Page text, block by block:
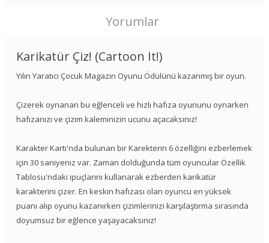
Yorumlar
Karikatür Çiz! (Cartoon It!)
Yılın Yaratıcı Çocuk Magazin Oyunu Ödülünü kazanmış bir oyun.
Çizerek oynanan bu eğlenceli ve hızlı hafıza oyununu oynarken
hafızanızı ve çizim kaleminizin ucunu açacaksınız!
Karakter Kartı'nda bulunan bir Karekterin 6 özelliğini ezberlemek
için 30 saniyeniz var. Zaman dolduğunda tüm oyuncular Özellik
Tablosu'ndaki ipuçlarını kullanarak ezberden karikatür
karakterini çizer. En keskin hafızası olan oyuncu en yüksek
puanı alıp oyunu kazanırken çizimlerinizi karşılaştırma sırasında
doyumsuz bir eğlence yaşayacaksınız!